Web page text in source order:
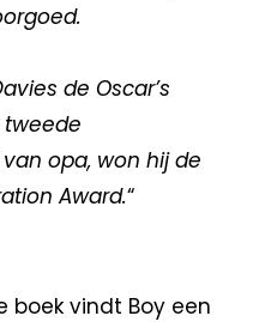
de Oscar’s
tweede
opa, won hij de
Award.“
boek vindt Boy een